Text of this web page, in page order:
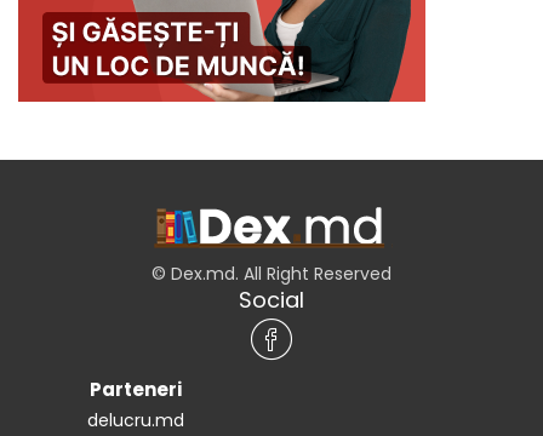
© Dex.md. All Right Reserved
Social
Parteneri
delucru.md